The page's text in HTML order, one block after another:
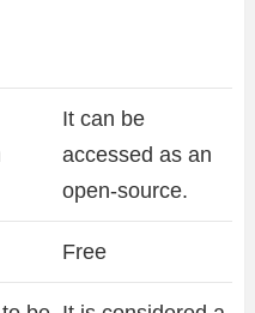
It can be
accessed as an
open-source.
Free